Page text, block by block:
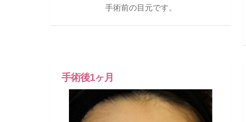
手術前の目元です。
手術後1ヶ月